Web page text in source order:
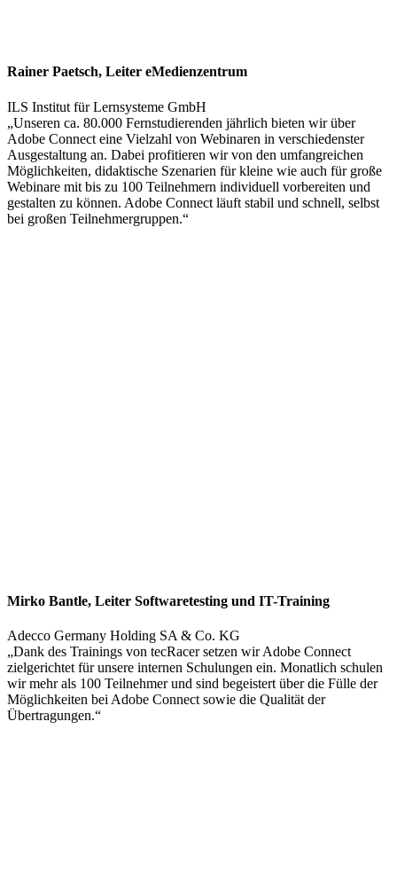
Rainer Paetsch, Leiter eMedienzentrum
ILS Institut für Lernsysteme GmbH
„Unseren ca. 80.000 Fernstudierenden jährlich bieten wir über
Adobe Connect eine Vielzahl von Webinaren in verschiedenster
Ausgestaltung an. Dabei profitieren wir von den umfangreichen
Möglichkeiten, didaktische Szenarien für kleine wie auch für große
Webinare mit bis zu 100 Teilnehmern individuell vorbereiten und
gestalten zu können. Adobe Connect läuft stabil und schnell, selbst
bei großen Teilnehmergruppen.“
Mirko Bantle, Leiter Softwaretesting und IT-Training
Adecco Germany Holding SA & Co. KG
„Dank des Trainings von tecRacer setzen wir Adobe Connect
zielgerichtet für unsere internen Schulungen ein. Monatlich schulen
wir mehr als 100 Teilnehmer und sind begeistert über die Fülle der
Möglichkeiten bei Adobe Connect sowie die Qualität der
Übertragungen.“